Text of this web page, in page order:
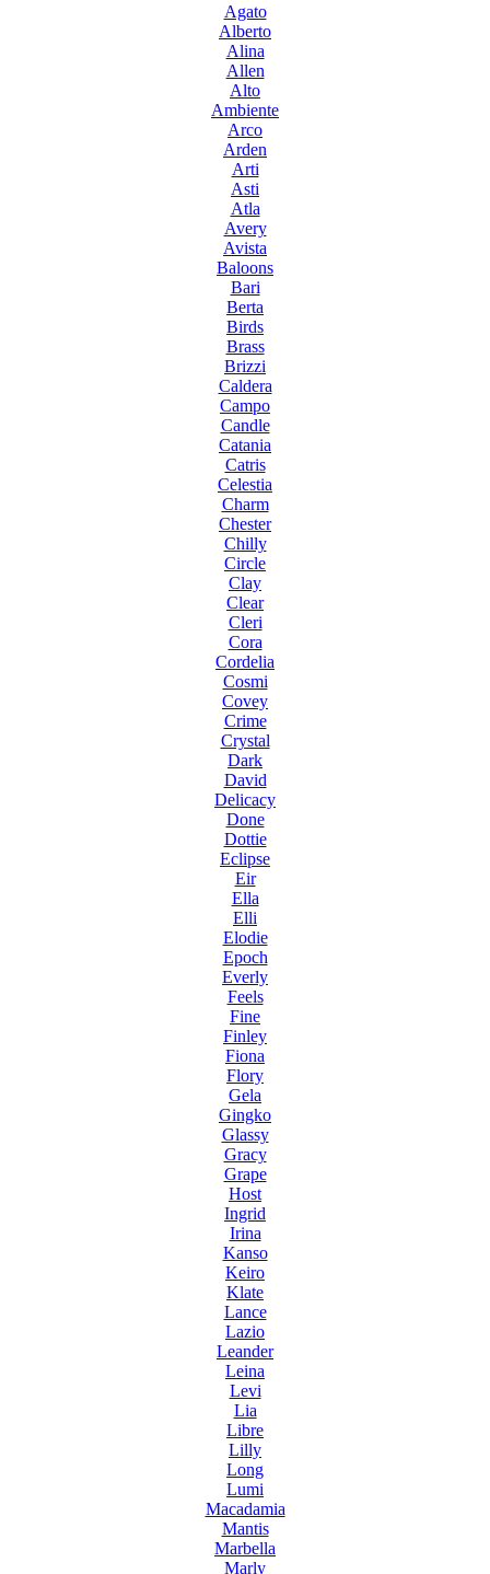
Agato
Alberto
Alina
Allen
Alto
Ambiente
Arco
Arden
Arti
Asti
Atla
Avery
Avista
Baloons
Bari
Berta
Birds
Brass
Brizzi
Caldera
Campo
Candle
Catania
Catris
Celestia
Charm
Chester
Chilly
Circle
Clay
Clear
Cleri
Cora
Cordelia
Cosmi
Covey
Crime
Crystal
Dark
David
Delicacy
Done
Dottie
Eclipse
Eir
Ella
Elli
Elodie
Epoch
Everly
Feels
Fine
Finley
Fiona
Flory
Gela
Gingko
Glassy
Gracy
Grape
Host
Ingrid
Irina
Kanso
Keiro
Klate
Lance
Lazio
Leander
Leina
Levi
Lia
Libre
Lilly
Long
Lumi
Macadamia
Mantis
Marbella
Marly